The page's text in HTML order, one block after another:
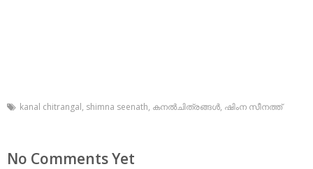
kanal chitrangal, shimna seenath, കനല്‍ചിത്രങ്ങള്‍, ഷിംന സീനത്ത്
No Comments Yet